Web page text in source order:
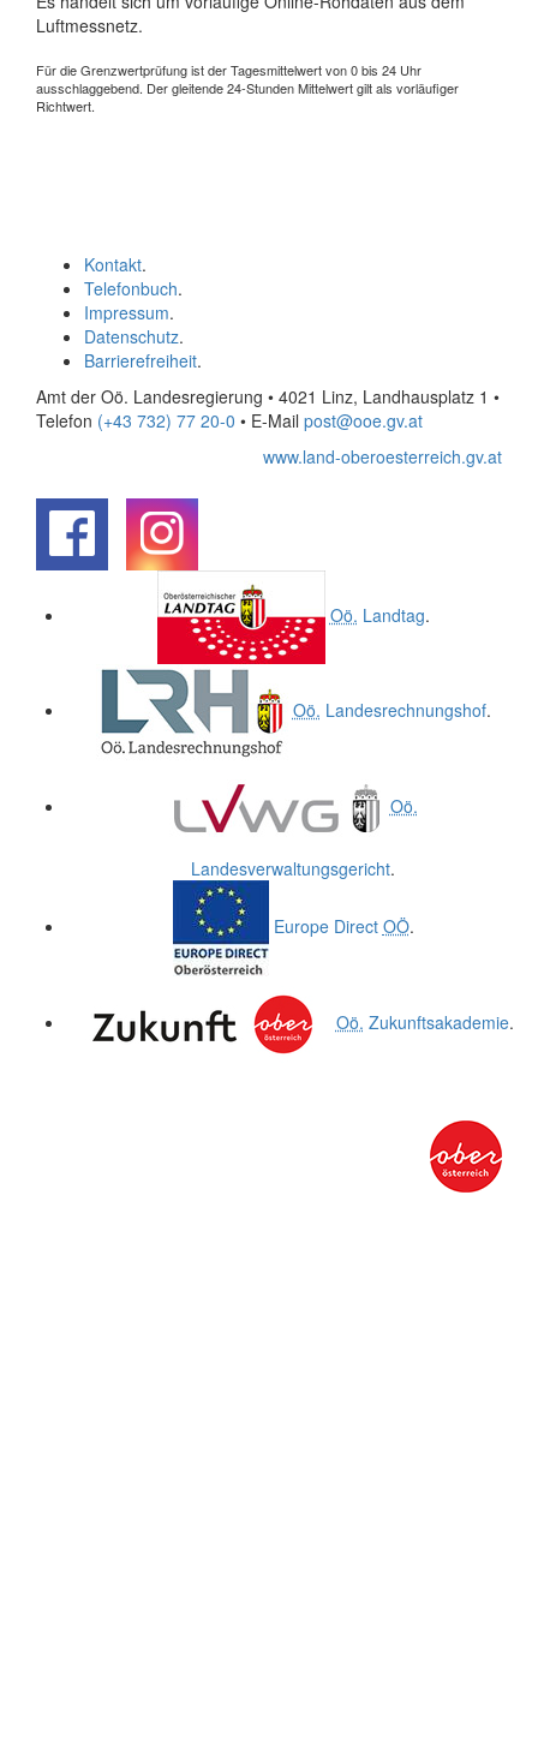
Luftmessnetz.
Für die Grenzwertprüfung ist der Tagesmittelwert von 0 bis 24 Uhr
ausschlaggebend. Der gleitende 24-Stunden Mittelwert gilt als vorläufiger
Richtwert.
Kontakt.
Telefonbuch.
Impressum.
Datenschutz.
Barrierefreiheit.
Amt der Oö. Landesregierung • 4021 Linz, Landhausplatz 1 •
Telefon (+43 732) 77 20-0 • E-Mail post@ooe.gv.at
www.land-oberoesterreich.gv.at
Oö. Landtag.
Oö. Landesrechnungshof.
Oö.
Landesverwaltungsgericht.
Europe Direct OÖ.
Oö. Zukunftsakademie.